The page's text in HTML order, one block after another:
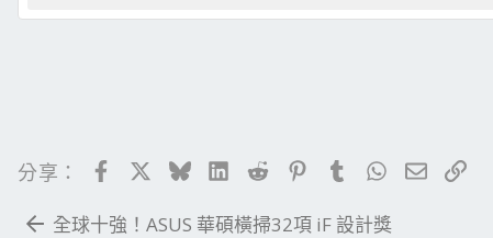
分享： FacebookBlueskyLinkedIn
RedditPinterestTumblrWhatsApp
電子郵件
連結
全球十強！ASUS 華碩橫掃32項 iF 設計獎